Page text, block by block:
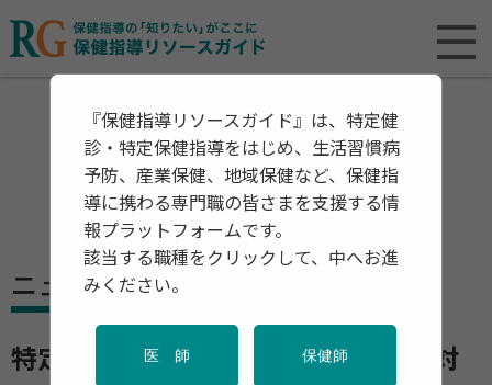
ニュース
特定保健指導でのオンライン面接は対
『保健指導リソースガイド』は、特定健
診・特定保健指導をはじめ、生活習慣病
予防、産業保健、地域保健など、保健指
導に携わる専門職の皆さまを支援する情
報プラットフォームです。
該当する職種をクリックして、中へお進
みください。
医 師 保健師